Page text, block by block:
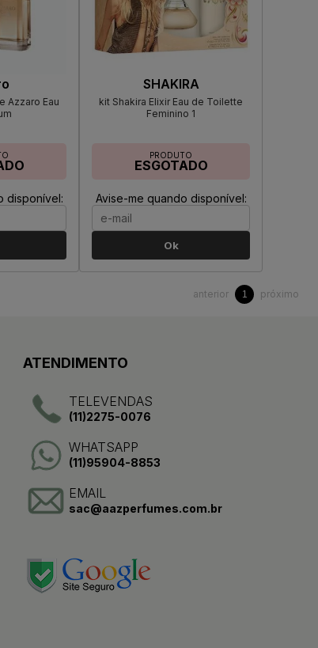
Azzaro Eau
disponível:
SHAKIRA
kit Shakira Elixir Eau de Toilette
Feminino 1
PRODUTO
ESGOTADO
Avise-me quando disponível:
Ok
anterior 1 próximo
ATENDIMENTO
TELEVENDAS
(11)2275-0076
WHATSAPP
(11)95904-8853
EMAIL
sac@aazperfumes.com.br